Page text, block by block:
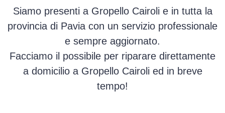
Siamo presenti a Gropello Cairoli e in tutta la
provincia di Pavia con un servizio professionale
e sempre aggiornato.
Facciamo il possibile per riparare direttamente
a domicilio a Gropello Cairoli ed in breve
tempo!